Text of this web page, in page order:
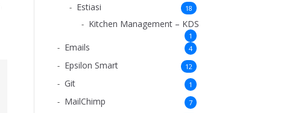
Estiasi 18
Kitchen Management – KDS
1
Emails 4
Epsilon Smart 12
Git 1
MailChimp 7